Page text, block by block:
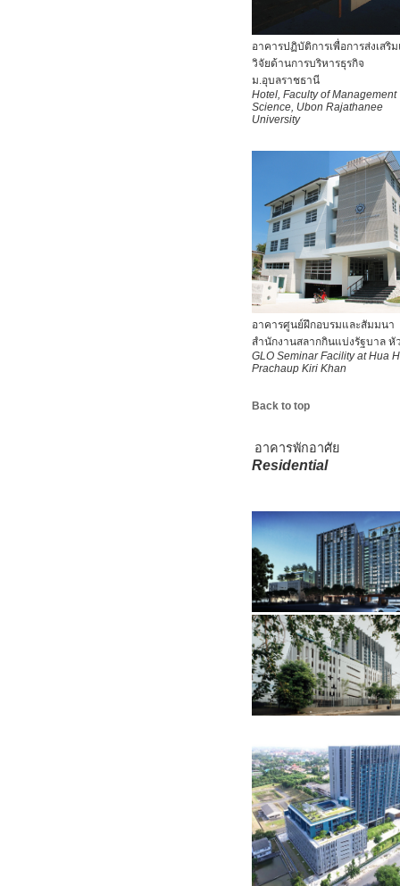
อาคารปฏิบัติการเพื่อการส่งเสริ
วิจัยด้านการบริหารธุรกิจ
ม.อุบลราชธานี
Hotel, Faculty of Management
Science, Ubon Rajathanee
University
อาคารศูนย์ฝึกอบรมและสัมมนา
สำนักงานสลากกินแบ่งรัฐบาล
GLO Seminar Facility at Hua
Prachaup Kiri Khan
Back to top
อาคารพักอาศัย
Residential